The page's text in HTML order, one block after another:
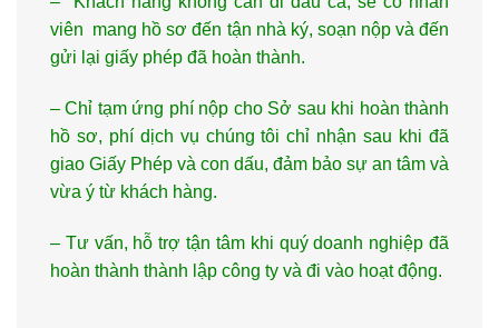
viên mang hồ sơ đến tận nhà ký, soạn nộp và đến
gửi lại giấy phép đã hoàn thành.
– Chỉ tạm ứng phí nộp cho Sở sau khi hoàn thành
hồ sơ, phí dịch vụ chúng tôi chỉ nhận sau khi đã
giao Giấy Phép và con dấu, đảm bảo sự an tâm và
vừa ý từ khách hàng.
– Tư vấn, hỗ trợ tận tâm khi quý doanh nghiệp đã
hoàn thành thành lập công ty và đi vào hoạt động.